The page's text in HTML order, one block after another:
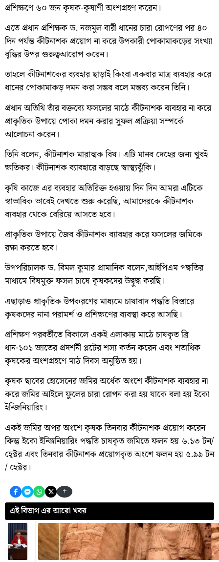
প্রশিক্ষণে ৬০ জন কৃষক-কৃষাণী অংশগ্রহণ করেন।
এতে প্রধান প্রশিক্ষক ড. নজমুল বারী ধানের চারা রোপণের পর ৪০
দিন পর্যন্ত কীটনাশক প্রয়োগ না করে উপকারী পোকামাকড়ের সংখ্যা
বৃদ্ধির উপর গুরুত্বআরোপ করেন।
তাহলে কীটনাশকের ব্যবহার ছাড়াই কিংবা একবার মাত্র ব্যবহার করে
ধানের পোকামাকড় দমন করা সম্ভব বলে মন্তব্য করেন তিনি।
প্রধান অতিথি তাঁর বক্তব্যে ফসলের মাঠে কীটনাশক ব্যবহার না করে
প্রাকৃতিক উপায়ে পোকা দমন করার সুফল প্রক্রিয়া সম্পর্কে
আলোচনা করেন।
তিনি বলেন, কীটনাশক মারাত্মক বিষ। এটি মানব দেহের জন্য খুবই
ক্ষতিকর। কীটনাশক ব্যাবহারে বাড়ছে স্বাস্থ্যঝুঁকি।
কৃষি কাজে এর ব্যবহার অতিরিক্ত হওয়ায় দিন দিন আমরা এটিকে
স্বাভাবিক ভাবেই দেখতে শুরু করেছি, আমাদেরকে কীটনাশক
ব্যবহার থেকে বেরিয়ে আসতে হবে।
প্রাকৃতিক উপায়ে জৈব কীটনাশক ব্যাবহার করে ফসলের জমিকে
রক্ষা করতে হবে।
উপপরিচালক ড. বিমল কুমার প্রামানিক বলেন,আইপিএম পদ্ধতির
মাধ্যমে বিষমুক্ত ফসল চাষে কৃষকদের উদ্বুদ্ধ করছি।
এছাড়াও প্রাকৃতিক উপকরণের মাধ্যমে চাষাবাদ পদ্ধতি বিস্তারে
কৃষকদের নানা পরামর্শ ও প্রশিক্ষণের ব্যবস্থা করে আসছি।
প্রশিক্ষণ পরবর্তীতে বিকালে একই এলাকায় মাঠে চাষকৃত ব্রি
ধান-১০১ জাতের প্রদর্শনী প্লটের শস্য কর্তন করেন এবং শতাধিক
কৃষকের অংশগ্রহণে মাঠ দিবস অনুষ্ঠিত হয়।
কৃষক ছাবের হোসেনের জমির অর্ধেক অংশে কীটনাশক ব্যবহার না
করে জমির আইলে ফুলের চারা রোপন করা হয় যাকে বলা হয় ইকো
ইন্জিনিয়ারিং।
একই জমির অপর অংশে কৃষক তিনবার কীটনাশক প্রয়োগ করেন
কিন্তু ইকো ইন্জিনিয়ারিং পদ্ধতি চাষকৃত জমিতে ফলন হয় ৬.১৩ টন/
হে্ক্টর এবং তিনবার কীটনাশক প্রয়োগকৃত অংশে ফলন হয় ৫.৯৯ টন
/ হেক্টর।
+
এই বিভাগ এর আরো খবর